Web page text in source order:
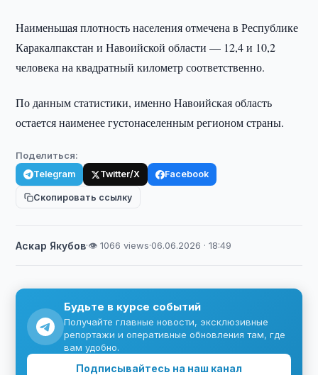
Наименьшая плотность населения отмечена в Республике
Каракалпакстан и Навоийской области — 12,4 и 10,2
человека на квадратный километр соответственно.
По данным статистики, именно Навоийская область
остается наименее густонаселенным регионом страны.
Поделиться:
Telegram Twitter/X Facebook
Скопировать ссылку
Аскар Якубов·👁 1066 views·06.06.2026 · 18:49
Будьте в курсе событий
Получайте главные новости, эксклюзивные
репортажи и оперативные обновления там, где
вам удобно.
Подписывайтесь на наш канал